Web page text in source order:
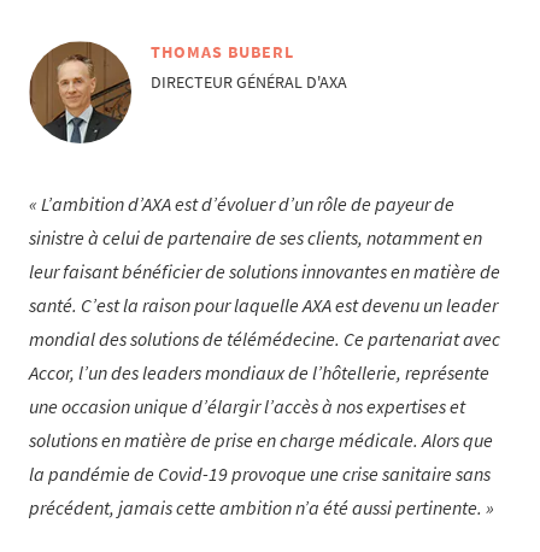
THOMAS BUBERL
DIRECTEUR GÉNÉRAL D'AXA
L’ambition d’AXA est d’évoluer d’un rôle de payeur de
sinistre à celui de partenaire de ses clients, notamment en
leur faisant bénéficier de solutions innovantes en matière de
santé. C’est la raison pour laquelle AXA est devenu un leader
mondial des solutions de télémédecine. Ce partenariat avec
Accor, l’un des leaders mondiaux de l’hôtellerie, représente
une occasion unique d’élargir l’accès à nos expertises et
solutions en matière de prise en charge médicale. Alors que
la pandémie de Covid-19 provoque une crise sanitaire sans
précédent, jamais cette ambition n’a été aussi pertinente.